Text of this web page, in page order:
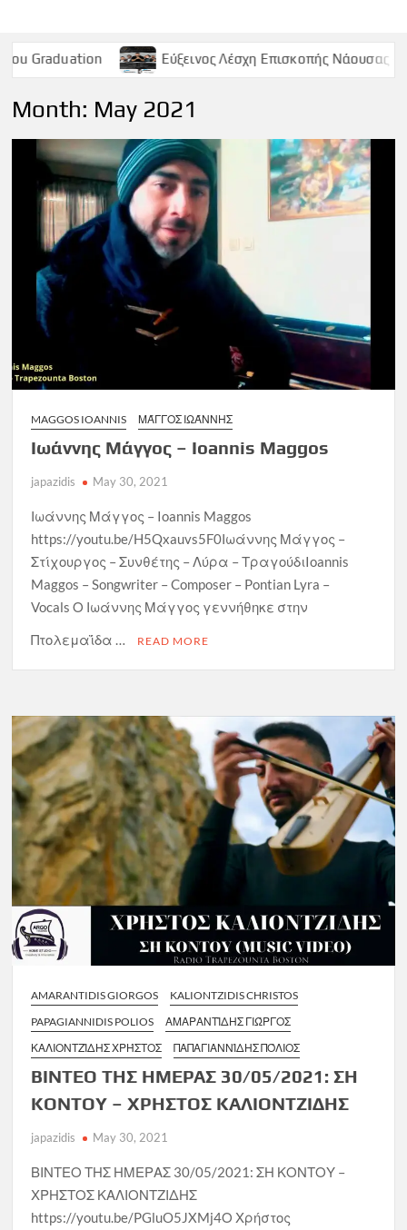
Εύξεινος Λέσχη Επισκοπής Νάουσας – Παρασκευή 9
Month: May 2021
MAGGOS IOANNIS ΜΆΓΓΟΣ ΙΩΆΝΝΗΣ
Ιωάννης Μάγγος – Ioannis Maggos
japazidis May 30, 2021
Ιωάννης Μάγγος – Ioannis Maggos
https://youtu.be/H5Qxauvs5F0Ιωάννης Μάγγος –
Στίχουργος – Συνθέτης – Λύρα – ΤραγούδιIoannis
Maggos – Songwriter – Composer – Pontian Lyra –
Vocals Ο Ιωάννης Μάγγος γεννήθηκε στην
Πτολεμαΐδα …
READ MORE
AMARANTIDIS GIORGOS
KALIONTZIDIS CHRISTOS
PAPAGIANNIDIS POLIOS
ΑΜΑΡΑΝΤΊΔΗΣ ΓΙΏΡΓΟΣ
ΚΑΛΙΟΝΤΖΊΔΗΣ ΧΡΉΣΤΟΣ
ΠΑΠΑΓΙΑΝΝΊΔΗΣ ΠΌΛΙΟΣ
ΒΙΝΤΕΟ ΤΗΣ ΗΜΕΡΑΣ 30/05/2021: ΣΗ
ΚΟΝΤΟΥ – ΧΡΗΣΤΟΣ ΚΑΛΙΟΝΤΖΙΔΗΣ
japazidis May 30, 2021
ΒΙΝΤΕΟ ΤΗΣ ΗΜΕΡΑΣ 30/05/2021: ΣΗ ΚΟΝΤΟΥ –
ΧΡΗΣΤΟΣ ΚΑΛΙΟΝΤΖΙΔΗΣ
https://youtu.be/PGluO5JXMj4Ο Χρήστος